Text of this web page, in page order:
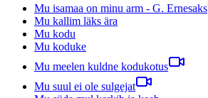
Mu isamaa on minu arm - G. Ernesaks
Mu kallim läks ära
Mu kodu
Mu koduke
Mu meelen kuldne kodukotus
Mu suul ei ole sulgejat